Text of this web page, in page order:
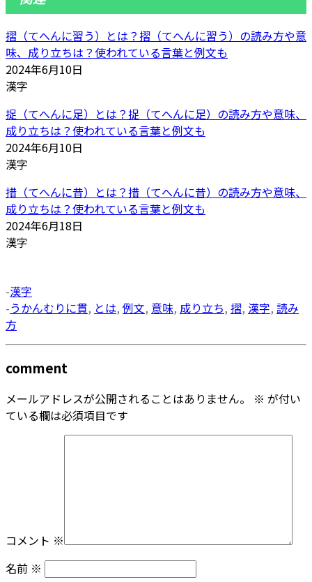
摺（てへんに習う）とは？摺（てへんに習う）の読み方や意
味、成り立ちは？使われている言葉と例文も
2024年6月10日
漢字
捉（てへんに足）とは？捉（てへんに足）の読み方や意味、
成り立ちは？使われている言葉と例文も
2024年6月10日
漢字
措（てへんに昔）とは？措（てへんに昔）の読み方や意味、
成り立ちは？使われている言葉と例文も
2024年6月18日
漢字
-漢字
-うかんむりに貫, とは, 例文, 意味, 成り立ち, 摺, 漢字, 読み
方
comment
メールアドレスが公開されることはありません。 ※ が付い
ている欄は必須項目です
コメント ※
名前 ※